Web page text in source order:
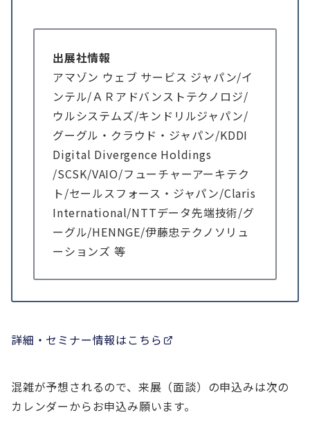
出展社情報
アマゾン ウェブ サービス ジャパン/イ
ンテル/ＡＲアドバンストテクノロジ/
ウルシステムズ/キンドリルジャパン/
グーグル・クラウド・ジャパン/KDDI
Digital Divergence Holdings
/SCSK/VAIO/フューチャーアーキテク
ト/セールスフォース・ジャパン/Claris
International/NTTデータ先端技術/グ
ーグル/HENNGE/伊藤忠テクノソリュ
ーションズ 等
詳細・セミナー情報はこちら
混雑が予想されるので、来展（面談）の申込みは次の
カレンダーからお申込み願います。